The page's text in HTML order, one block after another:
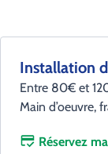
Installation
Entre 80€ et
Main d’oeuvre,
Réservez